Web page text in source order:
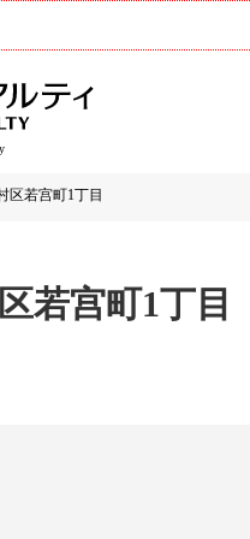
区若宫町1丁目
若宫町1丁目